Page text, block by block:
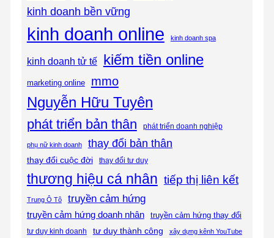
kinh doanh bền vững
kinh doanh online kinh doanh spa
kinh doanh tử tế kiếm tiền online
marketing online mmo
Nguyễn Hữu Tuyên
phát triển bản thân phát triển doanh nghiệp
phụ nữ kinh doanh thay đổi bản thân
thay đổi cuộc đời thay đổi tư duy
thương hiệu cá nhân tiếp thị liên kết
Trung Ô Tô truyền cảm hứng
truyền cảm hứng doanh nhân truyền cảm hứng thay đổi
tư duy kinh doanh tư duy thành công xây dựng kênh YouTube